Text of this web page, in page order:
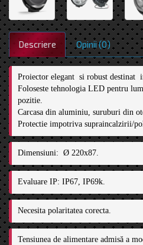
Descriere Opinii (0)
Proiector elegant  si robust destinat
Foloseste tehnologia LED pentru
pozitie.
Carcasa din aluminiu, suruburi din
Protectie impotriva supraincalzirii/
Dimensiuni: Ø 220x87.
Evaluare IP: IP67, IP69k.
Necesita polaritatea corecta.
Tensiunea de alimentare admisă a